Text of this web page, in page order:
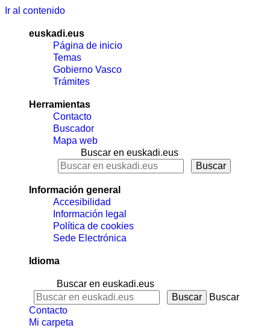
Ir al contenido
euskadi.eus
Página de inicio
Temas
Gobierno Vasco
Trámites
Herramientas
Contacto
Buscador
Mapa web
Buscar en euskadi.eus
Información general
Accesibilidad
Información legal
Política de cookies
Sede Electrónica
Idioma
Buscar en euskadi.eus
Buscar
Contacto
Mi carpeta